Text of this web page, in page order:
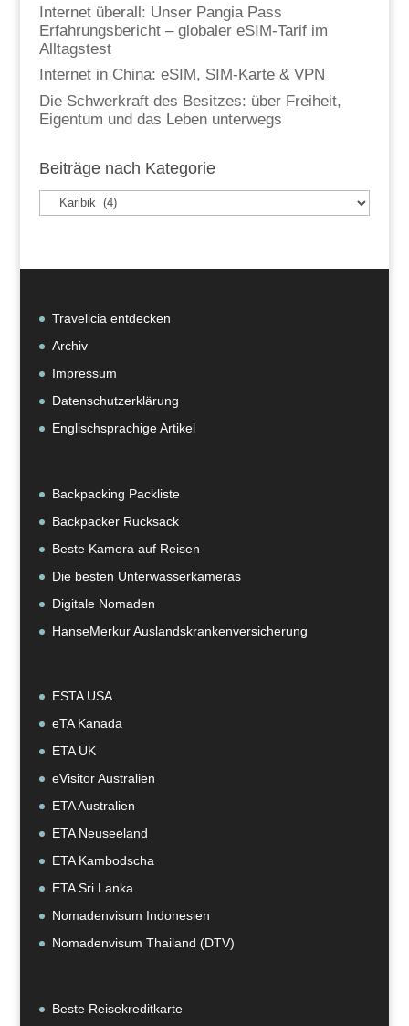
Internet überall: Unser Pangia Pass
Erfahrungsbericht – globaler eSIM-Tarif im
Alltagstest
Internet in China: eSIM, SIM-Karte & VPN
Die Schwerkraft des Besitzes: über Freiheit,
Eigentum und das Leben unterwegs
Beiträge nach Kategorie
Beiträge
nach
Travelicia entdecken
Archiv
Impressum
Datenschutzerklärung
Englischsprachige Artikel
Backpacking Packliste
Backpacker Rucksack
Beste Kamera auf Reisen
Die besten Unterwasserkameras
Digitale Nomaden
HanseMerkur Auslandskrankenversicherung
ESTA USA
eTA Kanada
ETA UK
eVisitor Australien
ETA Australien
ETA Neuseeland
ETA Kambodscha
ETA Sri Lanka
Nomadenvisum Indonesien
Nomadenvisum Thailand (DTV)
Beste Reisekreditkarte